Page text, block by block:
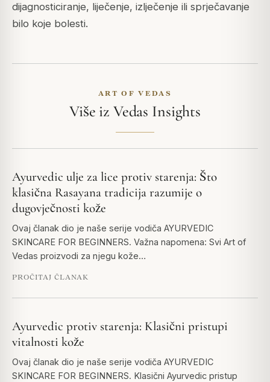
dijagnosticiranje, liječenje, izlječenje ili sprječavanje
bilo koje bolesti.
ART OF VEDAS
Više iz Vedas Insights
Ayurvedic ulje za lice protiv starenja: Što
klasična Rasayana tradicija razumije o
dugovječnosti kože
Ovaj članak dio je naše serije vodiča AYURVEDIC
SKINCARE FOR BEGINNERS. Važna napomena: Svi Art of
Vedas proizvodi za njegu kože…
PROČITAJ ČLANAK
Ayurvedic protiv starenja: Klasični pristupi
vitalnosti kože
Ovaj članak dio je naše serije vodiča AYURVEDIC
SKINCARE FOR BEGINNERS. Klasični Ayurvedic pristup